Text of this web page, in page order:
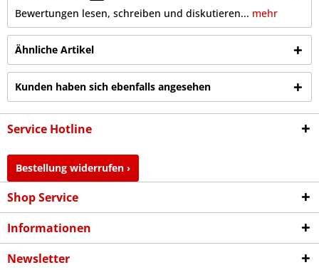
Bewertungen lesen, schreiben und diskutieren... mehr
Ähnliche Artikel
Kunden haben sich ebenfalls angesehen
Service Hotline
Bestellung widerrufen ›
Shop Service
Informationen
Newsletter